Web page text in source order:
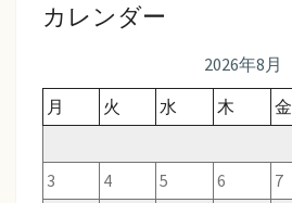
カレンダー
2026年8月
月
火 水 木 金
3
4 5 6 7